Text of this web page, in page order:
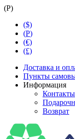
(Р)
($)
(Р)
(€)
(£)
Доставка и
Пункты
Информация
Контакты
Возврат